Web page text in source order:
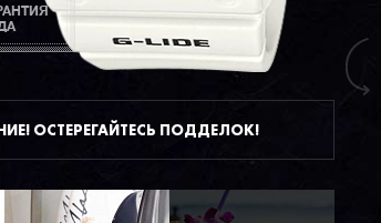
ОСТЕРЕГАЙТЕСЬ ПОДДЕЛОК!